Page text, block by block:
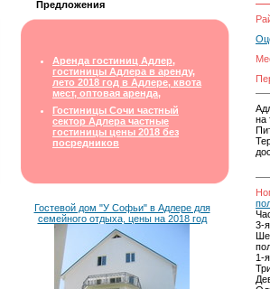
Предложения
Аренда гостиниц Адлер,
гостиницы Адлера в аренду,
лето 2018 год в Адлере, квота
мест, оптовая аренда,
Гостиницы Сочи частный
сектор Адлера частные
гостиницы цены 2018 без
посредников
Гостевой дом "У Софьи" в Адлере для
семейного отдыха, цены на 2018 год
на
3-я
1-